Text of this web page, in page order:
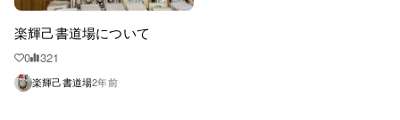
楽輝己書道場について
0 321
楽輝己書道場2年前